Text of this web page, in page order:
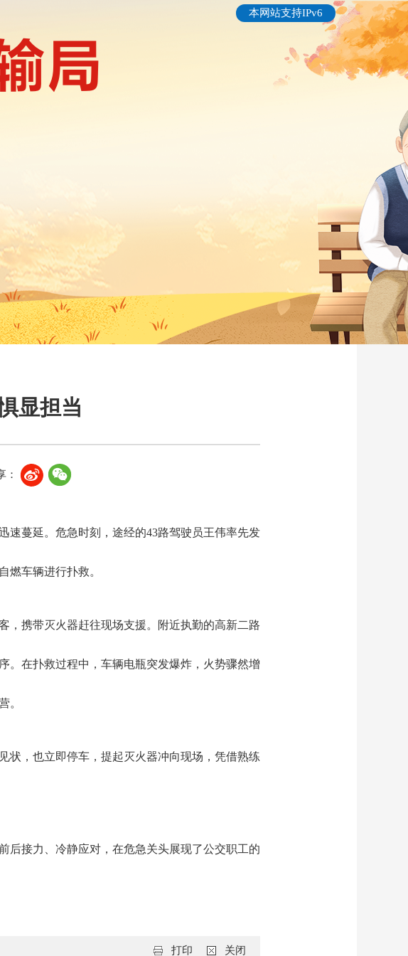
本网站支持IPv6
显担当
：
速蔓延。危急时刻，途经的43路驾驶员王伟率先发
燃车辆进行扑救。
，携带灭火器赶往现场支援。附近执勤的高新二路
。在扑救过程中，车辆电瓶突发爆炸，火势骤然增
。
状，也立即停车，提起灭火器冲向现场，凭借熟练
后接力、冷静应对，在危急关头展现了公交职工的
关闭
打印